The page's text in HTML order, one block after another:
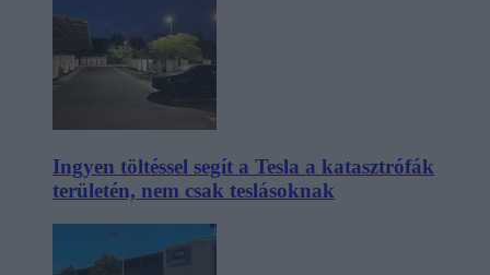
Ingyen töltéssel segít a Tesla a katasztrófák
területén, nem csak teslásoknak